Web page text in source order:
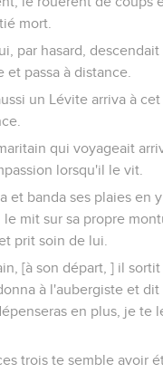
mort.
par hasard,
passa à distance.
un Lévite arriva à
qui voyageait
lorsqu'il le vit.
et banda ses plaies en
le mit sur sa propre
prit soin de lui.
[à son départ, ] il
à l'aubergiste et dit
en plus, je te
trois te semble avoir